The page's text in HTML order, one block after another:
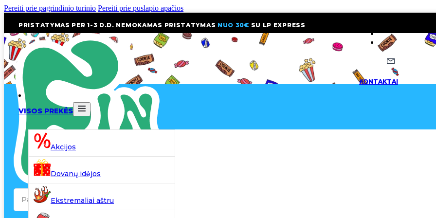
Pereiti prie pagrindinio turinio Pereiti prie puslapio apačios
PRISTATYMAS PER 1-3 D.D. NEMOKAMAS PRISTATYMAS NUO 30€ SU LP EXPRESS
KONTAKTAI
Search
VISOS PREKĖS
Akcijos
Dovanų idėjos
Ekstremaliai aštru